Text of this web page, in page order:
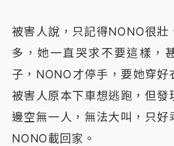
被害人說，只記得NONO很壯
多，她一直哭求不要這樣，
子，NONO才停手，要她穿好
被害人原本下車想逃跑，但發
邊空無一人，無法大叫，只好
NONO載回家。